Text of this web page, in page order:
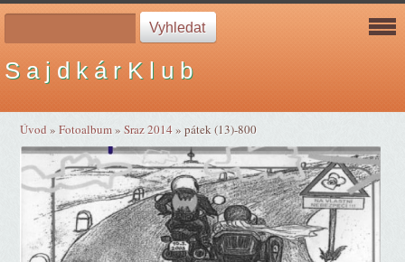
S a j d k á r K l u b
Úvod »Fotoalbum»Sraz 2014»pátek (13)-800